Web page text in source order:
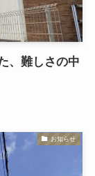
、難しさの中
お知らせ